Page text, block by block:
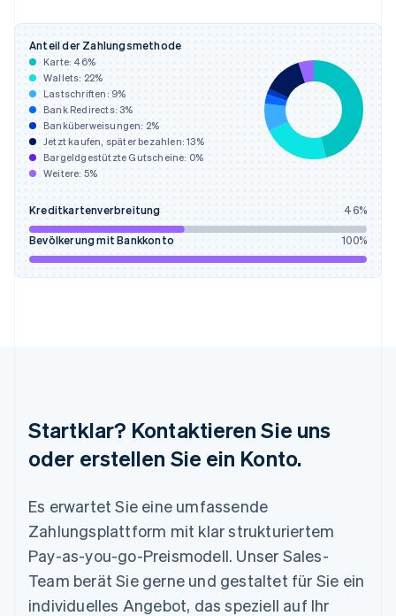
Anteil der Zahlungsmethode
Karte: 46%
Wallets: 22%
Lastschriften: 9%
Bank Redirects:3%
Banküberweisungen: 2%
Jetzt kaufen, später bezahlen:13%
Bargeldgestützte Gutscheine: 0%
Weitere: 5%
Kreditkartenverbreitung 46%
Bevölkerung mit Bankkonto 100%
Startklar? Kontaktieren Sie uns
oder erstellen Sie ein Konto.
Es erwartet Sie eine umfassende
Zahlungsplattform mit klar strukturiertem
Pay-as-you-go-Preismodell. Unser Sales-
Team berät Sie gerne und gestaltet für Sie ein
individuelles Angebot, das speziell auf Ihr
Irland
English
Italien
ItalianoEnglish
Japan
日本語English
Kanada
EnglishFrançais
EnglishItaliano
Lettland
English
Liechtenstein
DeutschEnglish
English
EspañolEnglish
English
NederlandsEnglish
Norwegen
English
Österreich
Deutsch English